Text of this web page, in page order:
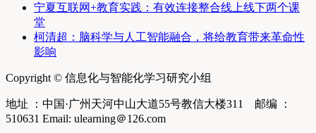
宁夏互联网+教育实践：有效连接整合线上线下两个课
堂
柯清超：脑科学与人工智能融合，将给教育带来革命性
影响
Copyright © 信息化与智能化学习研究小组
地址 ：中国·广州天河中山大道55号教信大楼311 邮编 ：
510631 Email: ulearning＠126.com